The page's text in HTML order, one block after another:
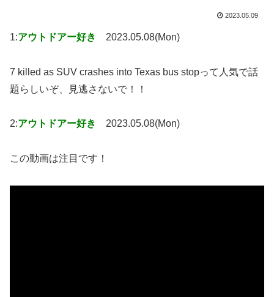
2023.05.09
1:アウトドアー好き 2023.05.08(Mon)
7 killed as SUV crashes into Texas bus stopって人気で話
題らしいぞ、見逃さないで！！
2:アウトドアー好き 2023.05.08(Mon)
この動画は注目です！